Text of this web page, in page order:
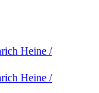
Heine /
Heine /